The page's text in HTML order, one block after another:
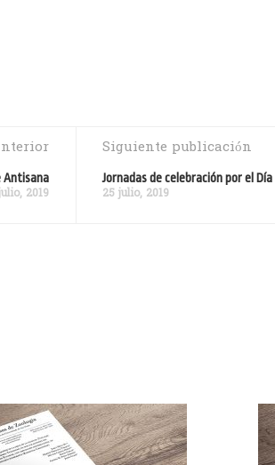
Antisana
2019
Siguiente publicación
Jornadas de celebración por el
25 julio, 2019